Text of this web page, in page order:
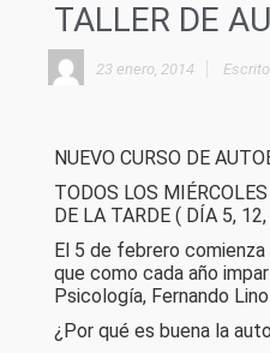
TALLER DE
23 enero, 2014
NUEVO CURSO DE
TODOS LOS
DE LA TARDE ( DÍA 5,
El 5 de febrero
que como cada año
Psicología, Fernando Lino
¿Por qué es buena la